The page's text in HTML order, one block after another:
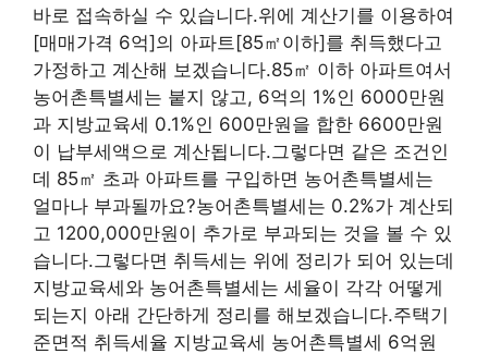
바로 접속하실 수 있습니다.위에 계산기를 이용하여
[매매가격 6억]의 아파트[85㎡이하]를 취득했다고
가정하고 계산해 보겠습니다.85㎡ 이하 아파트여서
농어촌특별세는 붙지 않고, 6억의 1%인 6000만원
과 지방교육세 0.1%인 600만원을 합한 6600만원
이 납부세액으로 계산됩니다.그렇다면 같은 조건인
데 85㎡ 초과 아파트를 구입하면 농어촌특별세는
얼마나 부과될까요?농어촌특별세는 0.2%가 계산되
고 1200,000만원이 추가로 부과되는 것을 볼 수 있
습니다.그렇다면 취득세는 위에 정리가 되어 있는데
지방교육세와 농어촌특별세는 세율이 각각 어떻게
되는지 아래 간단하게 정리를 해보겠습니다.주택기
준면적 취득세율 지방교육세 농어촌특별세 6억원